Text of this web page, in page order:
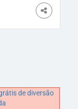
aumento
é ainda